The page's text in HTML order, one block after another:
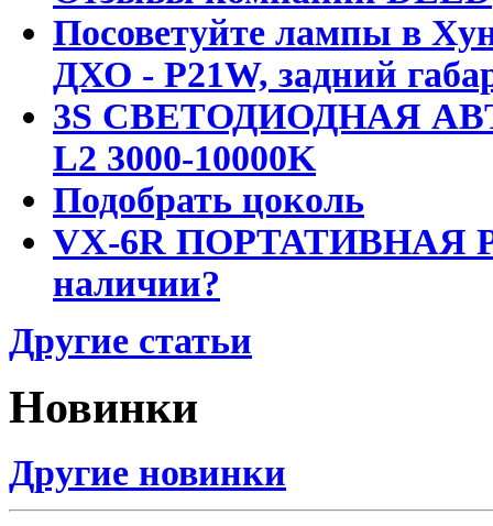
Посоветуйте лампы в
ДХО - P21W, задний
3S СВЕТОДИОДНАЯ
L2 3000-10000K
Подобрать цоколь
VX-6R ПОРТАТИВНАЯ
наличии?
Другие статьи
Новинки
Другие новинки